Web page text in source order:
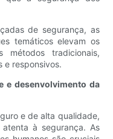
de segurança, as
temáticos elevam os
tradicionais,
e responsivos.
e desenvolvimento da
e de alta qualidade,
à segurança. As